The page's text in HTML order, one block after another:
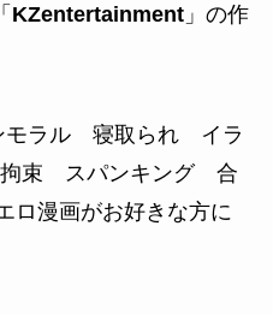
KZentertainment」の作
モラル 寝取られ イラ
束 スパンキング 合
ロ漫画がお好きな方に